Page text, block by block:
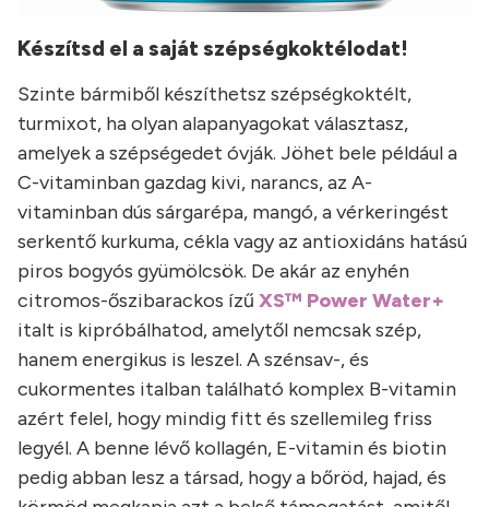
Készítsd el a saját szépségkoktélodat!
Szinte bármiből készíthetsz szépségkoktélt,
turmixot, ha olyan alapanyagokat választasz,
amelyek a szépségedet óvják. Jöhet bele például a
C-vitaminban gazdag kivi, narancs, az A-
vitaminban dús sárgarépa, mangó, a vérkeringést
serkentő kurkuma, cékla vagy az antioxidáns hatású
piros bogyós gyümölcsök. De akár az enyhén
citromos-őszibarackos ízű XS™ Power Water+
italt is kipróbálhatod, amelytől nemcsak szép,
hanem energikus is leszel. A szénsav-, és
cukormentes italban található komplex B-vitamin
azért felel, hogy mindig fitt és szellemileg friss
legyél. A benne lévő kollagén, E-vitamin és biotin
pedig abban lesz a társad, hogy a bőröd, hajad, és